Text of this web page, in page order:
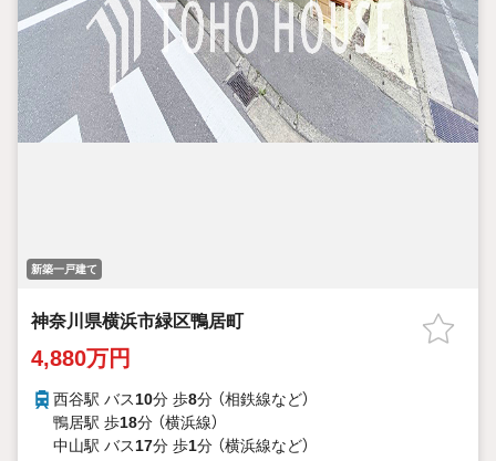
新築一戸建て
神奈川県横浜市緑区鴨居町
4,880万円
西谷駅 バス10分 歩8分 （相鉄線など）
鴨居駅 歩18分 （横浜線）
中山駅 バス17分 歩1分 （横浜線など）